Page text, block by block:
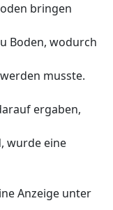
bringen
Boden, wodurch
musste.
ergaben,
wurde eine
Anzeige unter